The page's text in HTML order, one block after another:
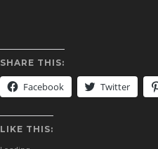
SHARE THIS:
Facebook Twitter
LIKE THIS: